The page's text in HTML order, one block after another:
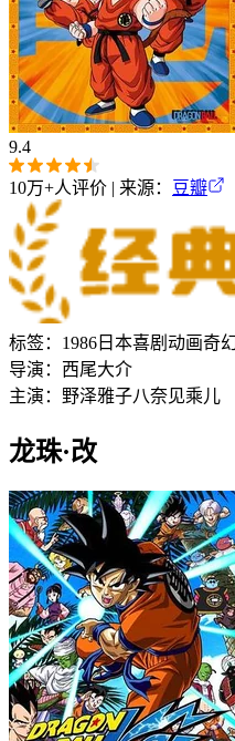
9.4
10万+人评价 | 来源： 豆瓣
标签： 1986 日本喜剧 动画奇
导演： 西尾大介
主演： 野泽雅子八奈见乘儿
龙珠·改